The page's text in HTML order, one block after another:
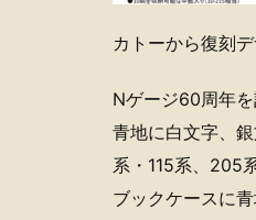
カトーから復刻
Nゲージ60周年
青地に白文字、
系・115系、205
ブックケースに